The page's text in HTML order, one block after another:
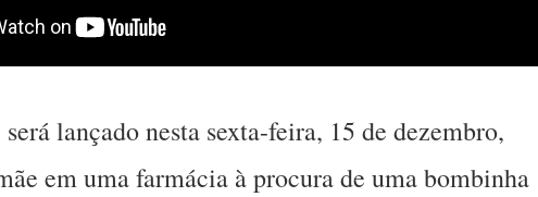
lançado nesta sexta-feira, 15 de dezembro,
em uma farmácia à procura de uma bombinha